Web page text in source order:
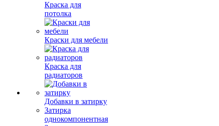
Краска для
потолка
Краски для мебели
Краска для
радиаторов
Добавки в затирку
Затирка
однокомпонентная